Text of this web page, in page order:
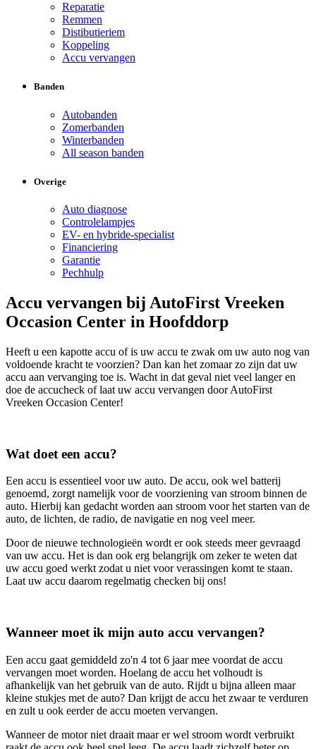
Reparatie
Remmen
Distibutieriem
Koppeling
Accu vervangen
Banden
Autobanden
Zomerbanden
Winterbanden
All season banden
Overige
Auto diagnose
Controlelampjes
EV- en hybride-specialist
Financiering
Garantie
Pechhulp
Accu vervangen bij AutoFirst Vreeken
Occasion Center in Hoofddorp
Heeft u een kapotte accu of is uw accu te zwak om uw auto nog van
voldoende kracht te voorzien? Dan kan het zomaar zo zijn dat uw
accu aan vervanging toe is. Wacht in dat geval niet veel langer en
doe de accucheck of laat uw accu vervangen door AutoFirst
Vreeken Occasion Center!
Wat doet een accu?
Een accu is essentieel voor uw auto. De accu, ook wel batterij
genoemd, zorgt namelijk voor de voorziening van stroom binnen de
auto. Hierbij kan gedacht worden aan stroom voor het starten van de
auto, de lichten, de radio, de navigatie en nog veel meer.
Door de nieuwe technologieën wordt er ook steeds meer gevraagd
van uw accu. Het is dan ook erg belangrijk om zeker te weten dat
uw accu goed werkt zodat u niet voor verassingen komt te staan.
Laat uw accu daarom regelmatig checken bij ons!
Wanneer moet ik mijn auto accu vervangen?
Een accu gaat gemiddeld zo'n 4 tot 6 jaar mee voordat de accu
vervangen moet worden. Hoelang de accu het volhoudt is
afhankelijk van het gebruik van de auto. Rijdt u bijna alleen maar
kleine stukjes met de auto? Dan krijgt de accu het zwaar te verduren
en zult u ook eerder de accu moeten vervangen.
Wanneer de motor niet draait maar er wel stroom wordt verbruikt